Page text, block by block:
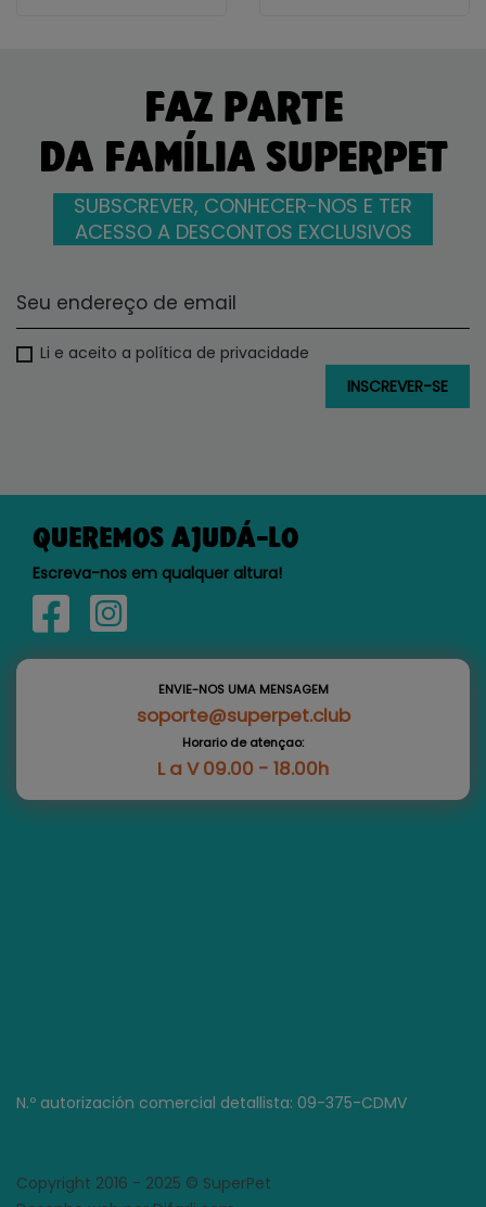
FAZ PARTE
DA FAMÍLIA SUPERPET
SUBSCREVER, CONHECER-NOS E TER
ACESSO A DESCONTOS EXCLUSIVOS
Li e aceito a política de privacidade
QUEREMOS AJUDÁ-LO
Escreva-nos em qualquer altura!
ENVIE-NOS UMA MENSAGEM
soporte@superpet.club
Horario de atençao:
L a V 09.00 - 18.00h
N.º autorización comercial detallista: 09-375-CDMV
Copyright 2016 - 2025 © SuperPet